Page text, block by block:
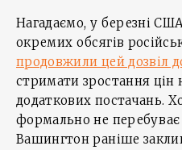
Нагадаємо, у березні
окремих обсягів
продовжили цей дозвіл
стримати зростання цін
додаткових постачань.
формально не
Вашингтон раніше